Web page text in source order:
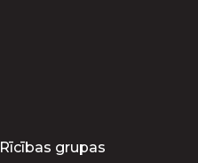
Rīcības grupas